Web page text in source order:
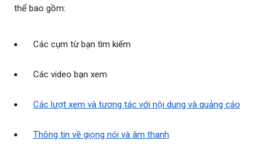
thể bao gồm:
Các cụm từ bạn tìm kiếm
Các video bạn xem
Các lượt xem và tương tác với nội dung và quảng cáo
Thông tin về giọng nói và âm thanh